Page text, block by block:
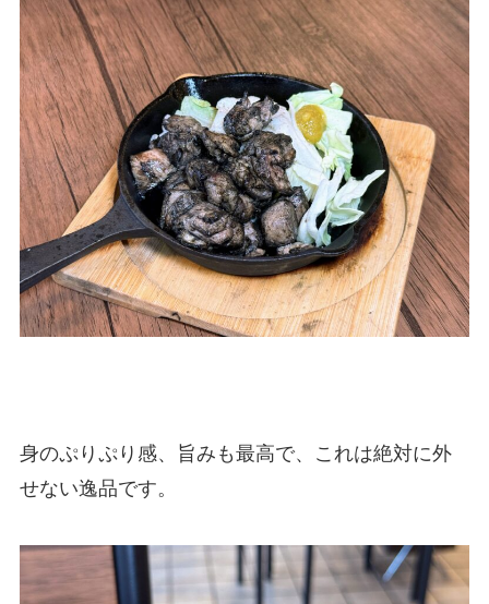
身のぷりぷり感、旨みも最高で、これは絶対に外
せない逸品です。